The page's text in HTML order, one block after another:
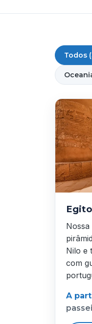
Todos
Egito
Nossa
Nilo e
com
A